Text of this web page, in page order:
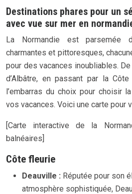
Destinations phares pour un
avec vue sur mer en
La Normandie est parsemée
charmantes et pittoresques,
pour des vacances inoubliables.
d’Albâtre, en passant par la
l’embarras du choix pour choisir
vos vacances. Voici une carte pour
[Carte interactive de la
balnéaires]
Côte fleurie
Deauville : Réputée pour son
atmosphère sophistiquée,